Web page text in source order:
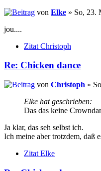
von Elke » So, 23.
jou....
Zitat Christoph
Re: Chicken dance
von Christoph »
Elke hat geschrieben:
Das das keine
Ja klar, das seh selbst ich.
Ich meine aber trotzdem, daß
Zitat Elke